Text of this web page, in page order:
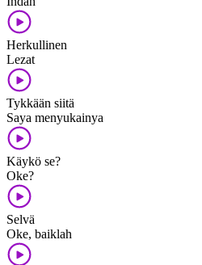
Herkullinen
Lezat
Tykkään siitä
Saya menyukainya
Käykö se?
Oke?
Selvä
Oke, baiklah